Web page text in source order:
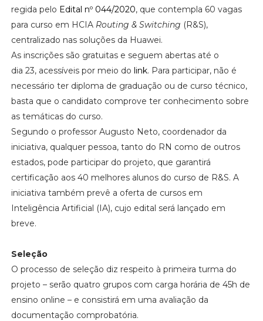
regida pelo Edital nº 044/2020, que contempla 60 vagas
para curso em HCIA Routing & Switching (R&S),
centralizado nas soluções da Huawei.
As inscrições são gratuitas e seguem abertas até o
dia 23, acessíveis por meio do link. Para participar, não é
necessário ter diploma de graduação ou de curso técnico,
basta que o candidato comprove ter conhecimento sobre
as temáticas do curso.
Segundo o professor Augusto Neto, coordenador da
iniciativa, qualquer pessoa, tanto do RN como de outros
estados, pode participar do projeto, que garantirá
certificação aos 40 melhores alunos do curso de R&S. A
iniciativa também prevê a oferta de cursos em
Inteligência Artificial (IA), cujo edital será lançado em
breve.
Seleção
O processo de seleção diz respeito à primeira turma do
projeto – serão quatro grupos com carga horária de 45h de
ensino online – e consistirá em uma avaliação da
documentação comprobatória.